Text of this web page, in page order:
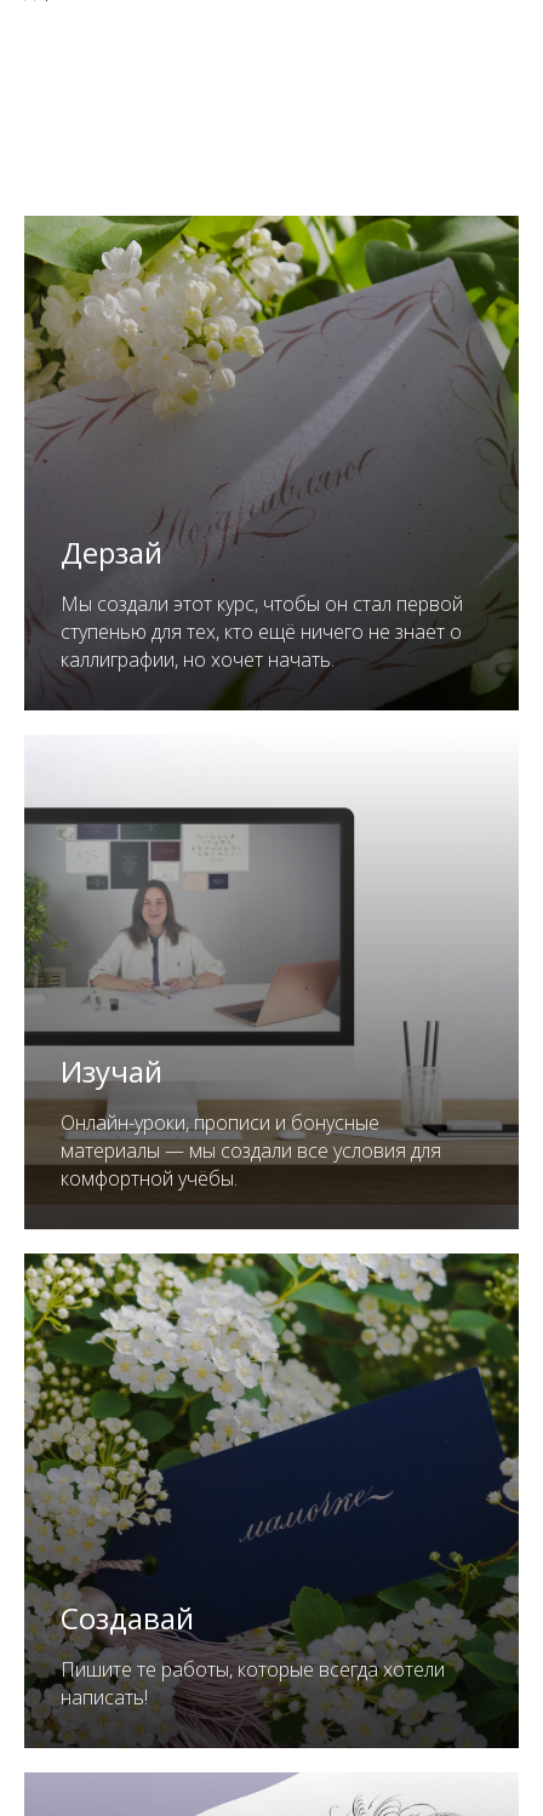
Дерзай
Мы создали этот курс, чтобы он стал первой
ступенью для тех, кто ещё ничего не знает о
каллиграфии, но хочет начать.
Изучай
Онлайн-уроки, прописи и бонусные
материалы — мы создали все условия для
комфортной учёбы.
Создавай
Пишите те работы, которые всегда хотели
написать!